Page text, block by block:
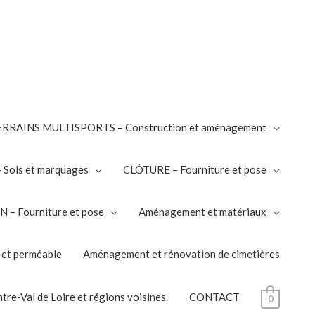
MULTISPORTS – Construction et aménagement
Sols et marquages CLÔTURE – Fourniture et pose
– Fourniture et pose Aménagement et matériaux
perméable Aménagement et rénovation de cimetières
Val de Loire et régions voisines. CONTACT 0